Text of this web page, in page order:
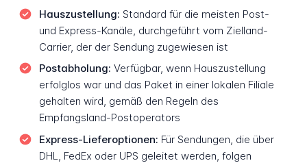
Hauszustellung: Standard für die meisten Post-
und Express-Kanäle, durchgeführt vom Zielland-
Carrier, der der Sendung zugewiesen ist
Postabholung: Verfügbar, wenn Hauszustellung
erfolglos war und das Paket in einer lokalen Filiale
gehalten wird, gemäß den Regeln des
Empfangsland-Postoperators
Express-Lieferoptionen: Für Sendungen, die über
DHL, FedEx oder UPS geleitet werden, folgen